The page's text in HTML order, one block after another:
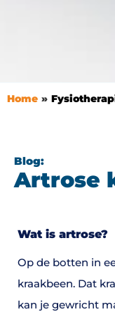
Home
Blog:
Artrose
Wat is artrose?
Op de botten in
kraakbeen. Dat
kan je gewricht